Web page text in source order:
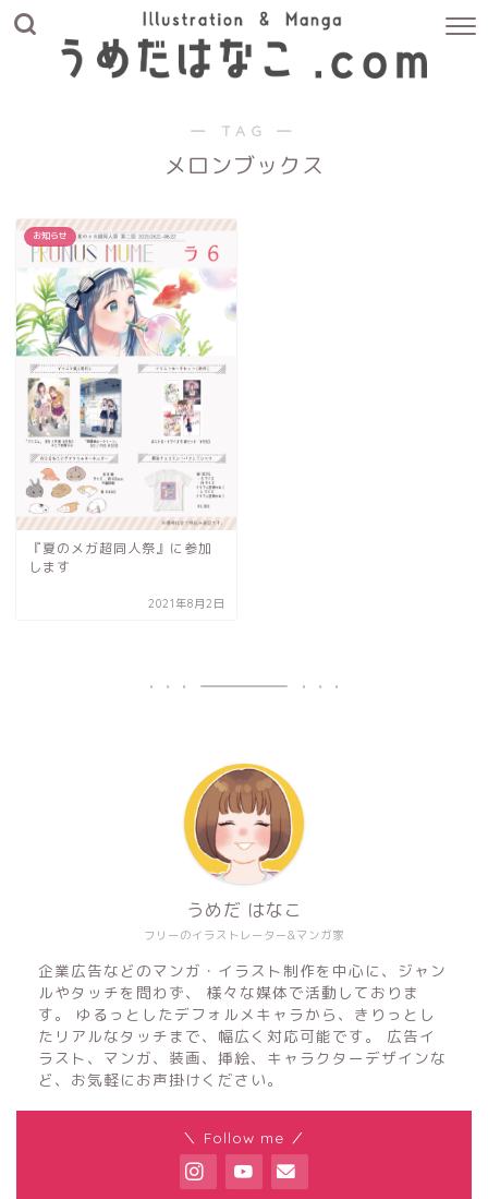
― TAG ―
メロンブックス
お知らせ
『夏のメガ超同人祭』に参加
します
2021年8月2日
フリーのイラストレーター&マンガ家
うめだ はなこ
企業広告などのマンガ・イラスト制作を中心に、ジャン
ルやタッチを問わず、 様々な媒体で活動しておりま
す。 ゆるっとしたデフォルメキャラから、きりっとし
たリアルなタッチまで、幅広く対応可能です。 広告イ
ラスト、マンガ、装画、挿絵、キャラクターデザインな
ど、お気軽にお声掛けください。
＼ Follow me ／